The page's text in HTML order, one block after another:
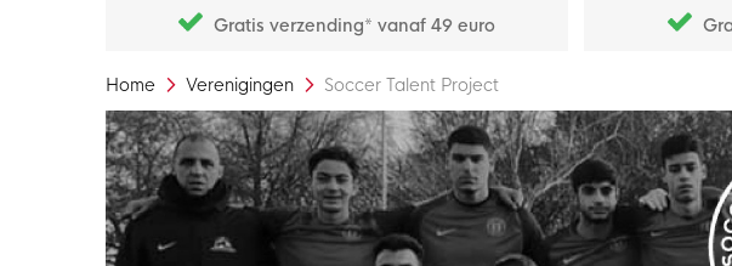
Gratis verzending* vanaf 49 euro
Home Verenigingen Soccer Talent Project